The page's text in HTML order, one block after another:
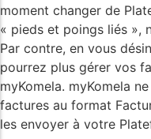
moment changer de
« pieds et poings liés »,
Par contre, en vous
pourrez plus gérer vos
myKomela. myKomela
factures au format
les envoyer à votre